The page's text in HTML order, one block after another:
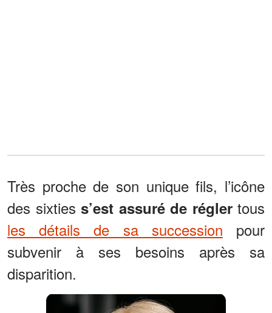
Très proche de son unique fils, l’icône
des sixties s’est assuré de réglertous
les détails de sa succession pour
subvenir à ses besoins après sa
disparition.